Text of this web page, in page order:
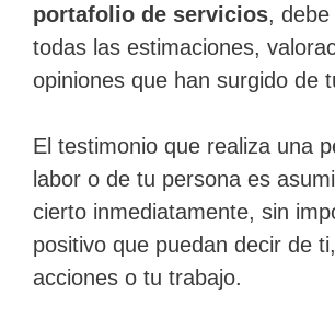
portafolio de servicios,
todas las estimaciones,
opiniones que han surgido de
El testimonio que realiza una
labor o de tu persona es
cierto inmediatamente, sin
positivo que puedan decir de
acciones o tu trabajo.